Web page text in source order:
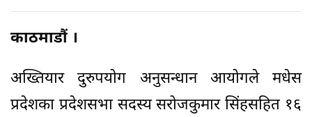
काठमाडौं ।
अख्तियार दुरुपयोग अनुसन्धान आयोगले मधेस
प्रदेशका प्रदेशसभा सदस्य सरोजकुमार सिंहसहित १६